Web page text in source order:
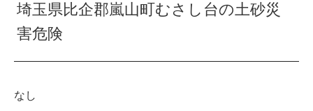
埼玉県比企郡嵐山町むさし台の土砂災
害危険
なし